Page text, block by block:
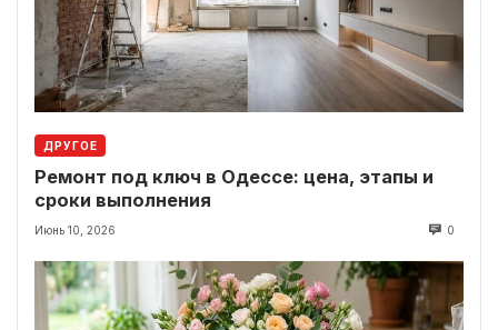
ДРУГОЕ
Ремонт под ключ в Одессе: цена, этапы и
сроки выполнения
Июнь 10, 2026 0